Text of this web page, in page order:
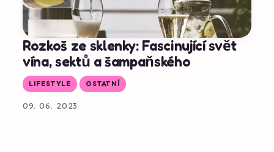
Rozkoš ze sklenky: Fascinující svět
vína, sektů a šampaňského
LIFESTYLE OSTATNÍ
09. 06. 2023